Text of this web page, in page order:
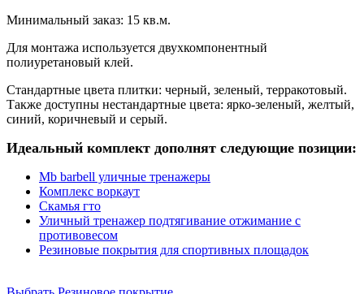
Минимальный заказ: 15 кв.м.
Для монтажа используется двухкомпонентный
полиуретановый клей.
Стандартные цвета плитки: черный, зеленый, терракотовый.
Также доступны нестандартные цвета: ярко-зеленый, желтый,
синий, коричневый и серый.
Идеальный комплект дополнят следующие позиции:
Mb barbell уличные тренажеры
Комплекс воркаут
Скамья гто
Уличный тренажер подтягивание отжимание с
противовесом
Резиновые покрытия для спортивных площадок